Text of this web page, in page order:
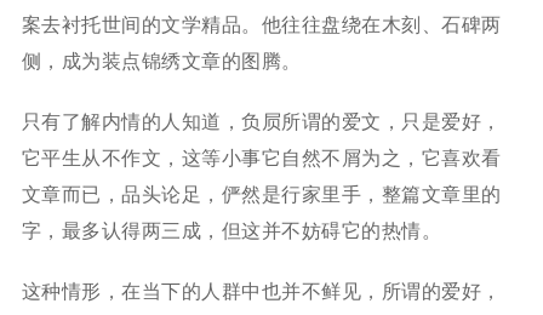
案去衬托世间的文学精品。他往往盘绕在木刻、石碑两
侧，成为装点锦绣文章的图腾。
只有了解内情的人知道，负屃所谓的爱文，只是爱好，
它平生从不作文，这等小事它自然不屑为之，它喜欢看
文章而已，品头论足，俨然是行家里手，整篇文章里的
字，最多认得两三成，但这并不妨碍它的热情。
这种情形，在当下的人群中也并不鲜见，所谓的爱好，